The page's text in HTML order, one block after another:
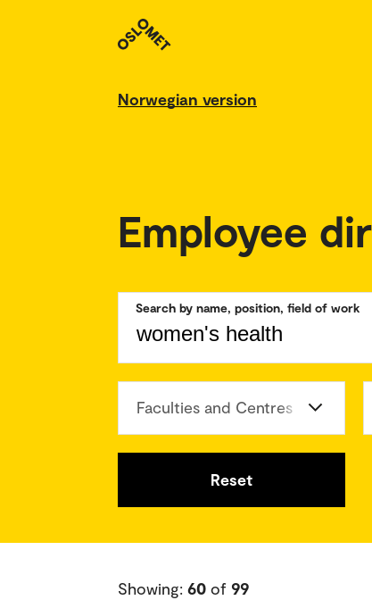
Norwegian version
Employee
Search by name, position, field of work
Faculties and Centres
Reset
Showing: 60 of 99